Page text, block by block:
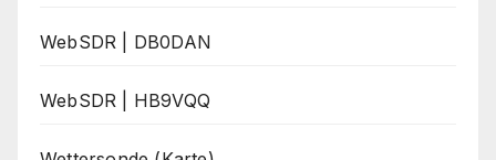
WebSDR | DB0DAN
WebSDR | HB9VQQ